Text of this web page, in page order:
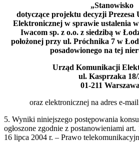
„Stanowisko
dotyczące projektu decyzji
Elektronicznej w sprawie ustalenia
Iwacom sp. z o.o. z siedzibą w
położonej przy ul. Próchnika 7 w
posadowionego na tej
Urząd Komunikacji
ul. Kasprzaka 18/
01-211
oraz elektronicznej na adres e-
5. Wyniki niniejszego postępowania
ogłoszone zgodnie z postanowieniami
16 lipca 2004 r. – Prawo